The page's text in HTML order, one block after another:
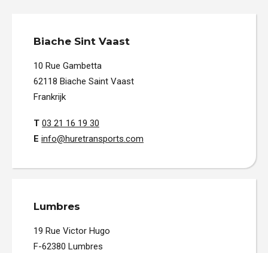
Biache Sint Vaast
10 Rue Gambetta
62118 Biache Saint Vaast
Frankrijk
T 03 21 16 19 30
E info@huretransports.com
Lumbres
19 Rue Victor Hugo
F-62380 Lumbres